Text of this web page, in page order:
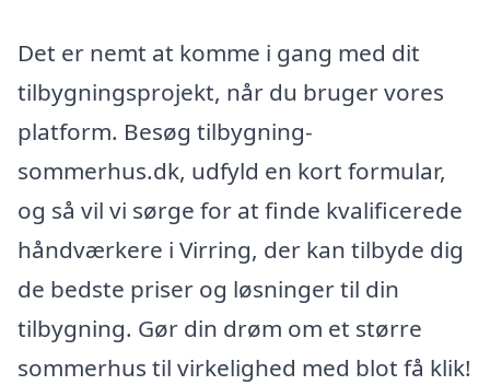
Det er nemt at komme i gang med dit
tilbygningsprojekt, når du bruger vores
platform. Besøg tilbygning-
sommerhus.dk, udfyld en kort formular,
og så vil vi sørge for at finde kvalificerede
håndværkere i Virring, der kan tilbyde dig
de bedste priser og løsninger til din
tilbygning. Gør din drøm om et større
sommerhus til virkelighed med blot få klik!